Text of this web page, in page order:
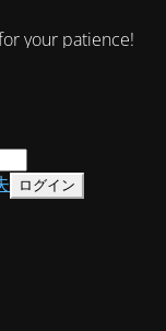
your patience!